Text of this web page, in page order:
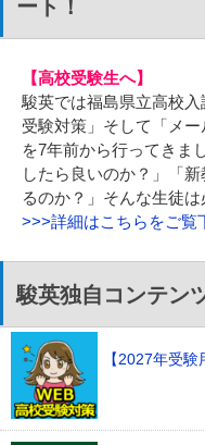
ート！
【高校受験生へ】
駿英では福島県立高校
受験対策」そして「メ
を7年前から行ってきま
したら良いのか？」「
るのか？」そんな生徒は
>>>詳細はこちらをご覧
駿英独自コンテン
【2027年受